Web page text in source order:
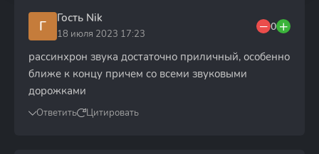
Г Гость Nik
18 июля 2023 17:23
0
рассинхрон звука достаточно приличный, особенно
ближе к концу причем со всеми звуковыми
дорожками
Ответить Цитировать